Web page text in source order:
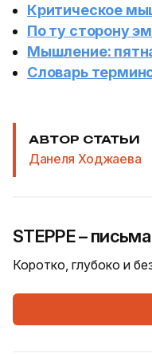
Критическое
По ту сторону
Мышление:
Словарь
АВТОР СТАТЬИ
Данеля Ходжаева
STEPPE –
Коротко, глубоко и